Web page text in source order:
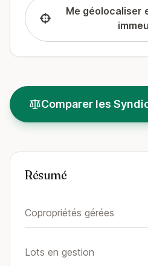
Me géolocaliser
Comparer les
Résumé
Copropriétés gérées
Lots en gestion